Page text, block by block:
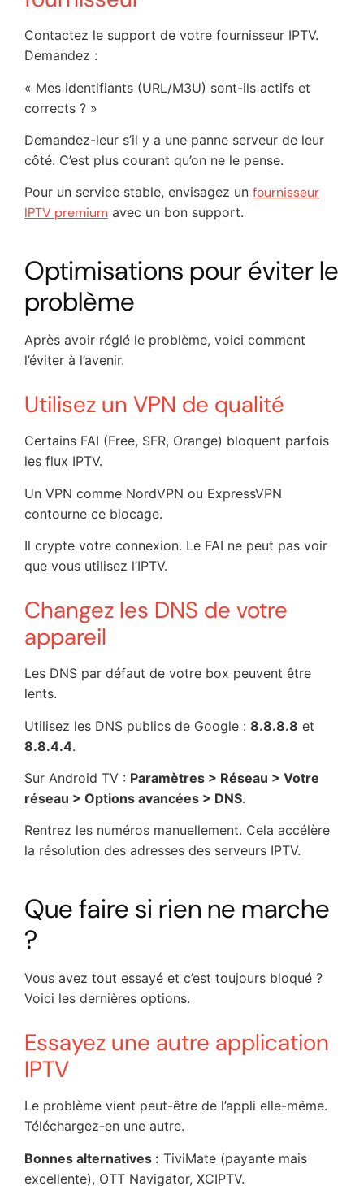
Contactez le support de votre fournisseur IPTV.
Demandez :
« Mes identifiants (URL/M3U) sont-ils actifs et
corrects ? »
Demandez-leur s’il y a une panne serveur de leur
côté. C’est plus courant qu’on ne le pense.
Pour un service stable, envisagez un fournisseur
IPTV premium avec un bon support.
Optimisations pour éviter le
problème
Après avoir réglé le problème, voici comment
l’éviter à l’avenir.
Utilisez un VPN de qualité
Certains FAI (Free, SFR, Orange) bloquent parfois
les flux IPTV.
Un VPN comme NordVPN ou ExpressVPN
contourne ce blocage.
Il crypte votre connexion. Le FAI ne peut pas voir
que vous utilisez l’IPTV.
Changez les DNS de votre
appareil
Les DNS par défaut de votre box peuvent être
lents.
Utilisez les DNS publics de Google : 8.8.8.8 et
8.8.4.4.
Sur Android TV : Paramètres > Réseau > Votre
réseau > Options avancées > DNS.
Rentrez les numéros manuellement. Cela accélère
la résolution des adresses des serveurs IPTV.
Que faire si rien ne marche
?
Vous avez tout essayé et c’est toujours bloqué ?
Voici les dernières options.
Essayez une autre application
IPTV
Le problème vient peut-être de l’appli elle-même.
Téléchargez-en une autre.
Bonnes alternatives : TiviMate (payante mais
excellente), OTT Navigator, XCIPTV.